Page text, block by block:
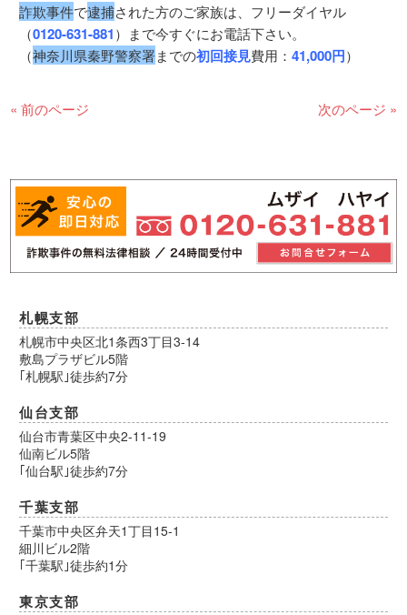
詐欺事件で逮捕された方のご家族は、フリーダイヤル
（0120-631-881）まで今すぐにお電話下さい。
（神奈川県秦野警察署までの初回接見費用：41,000円）
« 前のページ 次のページ »
札幌支部
札幌市中央区北1条西3丁目3-14
敷島プラザビル5階
｢札幌駅｣徒歩約7分
仙台支部
仙台市青葉区中央2-11-19
仙南ビル5階
｢仙台駅｣徒歩約7分
千葉支部
千葉市中央区弁天1丁目15-1
細川ビル2階
｢千葉駅｣徒歩約1分
東京支部